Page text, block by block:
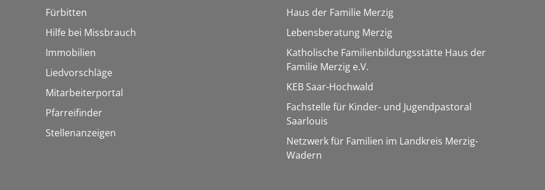
Fürbitten
Hilfe bei Missbrauch
Immobilien
Liedvorschläge
Mitarbeiterportal
Pfarreifinder
Stellenanzeigen
Haus der Familie Merzig
Lebensberatung Merzig
Katholische Familienbildungsstätte Haus der
Familie Merzig e.V.
KEB Saar-Hochwald
Fachstelle für Kinder- und Jugendpastoral
Saarlouis
Netzwerk für Familien im Landkreis Merzig-
Wadern